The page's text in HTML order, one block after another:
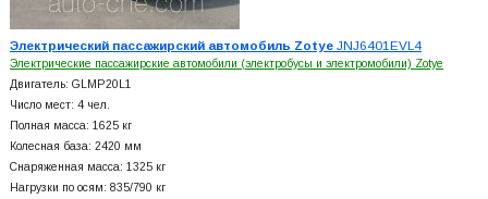
Электрический пассажирский автомобиль ZotyeJNJ6401EVL4
Электрические пассажирские автомобили (электробусы и электромобили) Zotye
Двигатель: GLMP20L1
Число мест: 4 чел.
Полная масса: 1625 кг
Колесная база: 2420 мм
Снаряженная масса: 1325 кг
Нагрузки по осям: 835/790 кг